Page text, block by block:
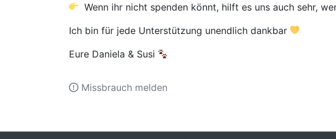
Wenn ihr nicht spenden könnt, hilft es uns auch sehr,
Ich bin für jede Unterstützung unendlich dankbar
Eure Daniela & Susi
Missbrauch melden